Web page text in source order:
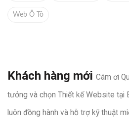
Web Ô Tô
Khách hàng mới Cám ơi
tưởng và chọn Thiết kế Website tại
luôn đồng hành và hỗ trợ kỹ thuật